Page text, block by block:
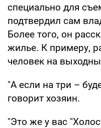
специально для
подтвердил сам
Более того, он
жилье. К примеру,
человек на
"А если на три –
говорит хозяин.
"Это же у вас